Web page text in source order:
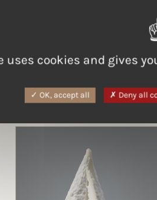
...
uses cookies and gives
OK, accept all Deny all